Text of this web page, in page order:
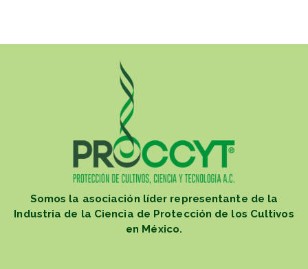
Somos la asociación líder representante de la
Industria de la Ciencia de Protección de los Cultivos
en México.